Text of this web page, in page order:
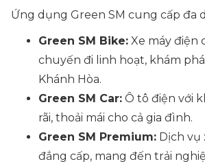
Ứng dụng Green SM cung cấp đa
Green SM Bike: Xe máy điện
chuyến đi linh hoạt, khám
Khánh Hòa.
Green SM Car: Ô tô điện với
rãi, thoải mái cho cả gia đình.
Green SM Premium: Dịch vụ
đẳng cấp, mang đến trải